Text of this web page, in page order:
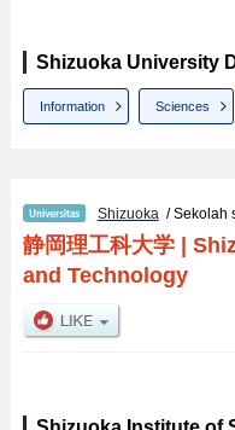
Shizuoka University
Information Sciences
Shizuoka/ Sekolah
静岡理工科大学|
and Technology